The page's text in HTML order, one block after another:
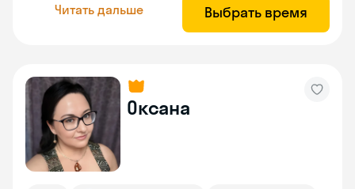
Читать дальше Выбрать время
Оксана